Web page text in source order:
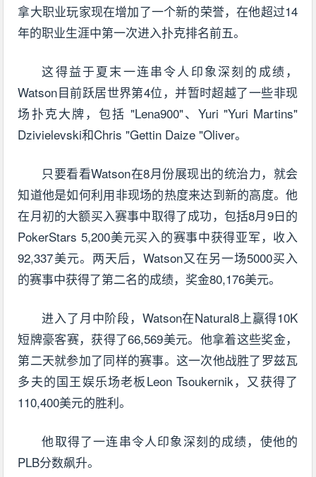
拿大职业玩家现在增加了一个新的荣誉，在他超过14
年的职业生涯中第一次进入扑克排名前五。
这得益于夏末一连串令人印象深刻的成绩，
Watson目前跃居世界第4位，并暂时超越了一些非现
场扑克大牌，包括 "Lena900"、Yuri "Yuri Martins"
Dzivielevski和Chris "Gettin Daize "Oliver。
只要看看Watson在8月份展现出的统治力，就会
知道他是如何利用非现场的热度来达到新的高度。他
在月初的大额买入赛事中取得了成功，包括8月9日的
PokerStars 5,200美元买入的赛事中获得亚军，收入
92,337美元。两天后，Watson又在另一场5000买入
的赛事中获得了第二名的成绩，奖金80,176美元。
进入了月中阶段，Watson在Natural8上赢得10K
短牌豪客赛，获得了66,569美元。他拿着这些奖金，
第二天就参加了同样的赛事。这一次他战胜了罗兹瓦
多夫的国王娱乐场老板Leon Tsoukernik，又获得了
110,400美元的胜利。
他取得了一连串令人印象深刻的成绩，使他的
PLB分数飙升。